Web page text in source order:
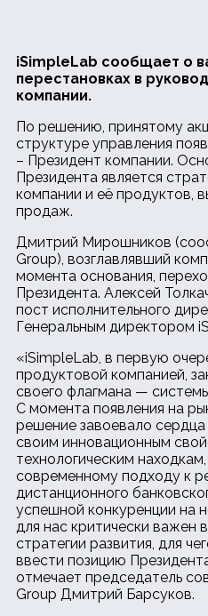
iSimpleLab сообщает о
перестановках в
компании.
По решению, принятому
структуре управления
– Президент компании.
Президента является
компании и её продуктов,
продаж.
Дмитрий Мирошников
Group), возглавлявший
момента основания,
Президента. Алексей
пост исполнительного
Генеральным директором
«iSimpleLab, в первую
продуктовой компанией,
своего флагмана —
С момента появления на
решение завоевало
своим инновационным
технологическим
современному подходу к
дистанционного
успешной конкуренции на
для нас критически важен
стратегии развития, для
ввести позицию
отмечает председатель
Group Дмитрий Барсуков.